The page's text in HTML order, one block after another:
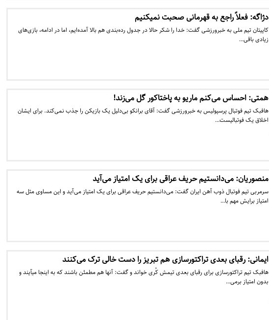
دژاگه: فعلاً راجع ‎به قهرمانی صحبت نمی‎کنیم
کاپیتان تیم ملی به خبرورزشی گفت: خدا را شکر حالا در جدول رده‌بندی هم بالا آمده‌ایم، اما در ادامه، بازی‌های
زیادی باقی…
همتی: احساس می‌کنم ماریو به پاختاکور گل می‌زند!
هافبک تیم فوتبال پرسپولیس به خبرورزشی گفت: آقای برانکو بی‌دلیل یک بازیکن را جذب نمی‌کند. برای ایشان
اخلاق یک فوتبالیست…
منصوریان: می‌دانستیم حریف عراقی برای یک امتیاز می‌آید
سرمربی تیم فوتبال ذوب آهن ایران گفت: می‌دانستیم حریف عراقی برای یک امتیاز می‌آید و این مساوی مثل سه
امتیاز برایش مهم با…
ایمانی: رقبای بعدی تراکتورسازی هم تبریز را دست خالی ترک می‌‎کنند
هافبک تیم تراکتورسازی برای رقبای بعدی تیمش کُری خواند و گفت: آنها هم مطمئن باشند که به اینجا می‎آیند و
بدون امتیاز برمی…